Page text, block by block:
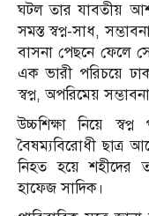
ঘটল তার যাবতীয়
সমস্ত স্বপ্ন-সাধ,
বাসনা পেছনে ফেলে
এক ভারী পরিচয়ে
স্বপ্ন, অপরিমেয়
উচ্চশিক্ষা নিয়ে
বৈষম্যবিরোধী ছাত্র
নিহত হয়ে শহীদের
হাফেজ সাদিক।